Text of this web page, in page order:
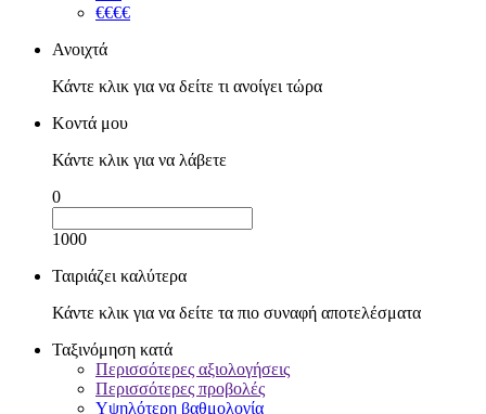
€€€€
Ανοιχτά
Κάντε κλικ για να δείτε τι ανοίγει τώρα
Κοντά μου
Κάντε κλικ για να λάβετε
0
1000
Ταιριάζει καλύτερα
Κάντε κλικ για να δείτε τα πιο συναφή αποτελέσματα
Ταξινόμηση κατά
Περισσότερες αξιολογήσεις
Περισσότερες προβολές
Υψηλότερη βαθμολογία